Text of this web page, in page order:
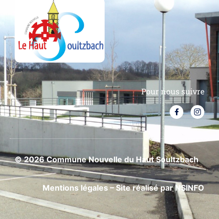
Pour nous suivre
© 2026 Commune Nouvelle du Haut Soultzbach
Mentions légales – Site réalisé parNSINFO